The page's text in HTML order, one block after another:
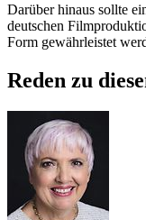
Darüber hinaus sollte
deutschen
Form gewährleistet
Reden zu